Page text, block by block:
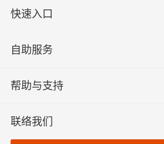
快速入口
自助服务
帮助与支持
联络我们